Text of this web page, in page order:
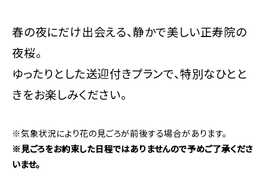
春の夜にだけ出会える、静かで美しい正寿院の
夜桜。
ゆったりとした送迎付きプランで、特別なひとと
きをお楽しみください。
※気象状況により花の見ごろが前後する場合があります。
※見ごろをお約束した日程ではありませんので予めご了承くださ
いませ。